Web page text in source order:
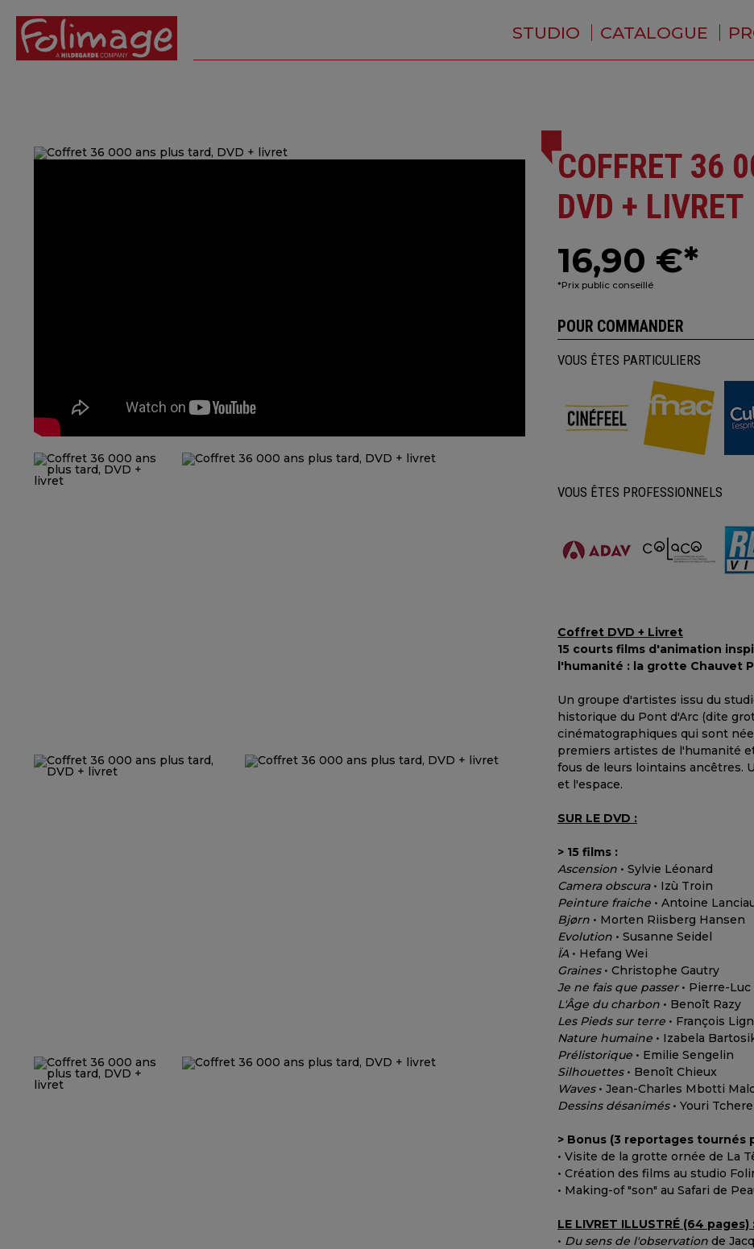
STUDIO
QUI SOMMES-NOUS ?
CATALOGUE
COFFRET 36
DVD + LIVRET
16,90 €*
*Prix public conseillé
POUR COMMANDER
VOUS ÊTES PARTICULIERS
VOUS ÊTES PROFESSIONNELS
Coffret DVD + Livret
15 courts films d'animation
l'humanité : la grotte Chauvet
Un groupe d'artistes issu du
historique du Pont d'Arc (dite
cinématographiques qui sont
premiers artistes de l'humanité
fous de leurs lointains ancêtres.
et l'espace.
SUR LE DVD :
> 15 films :
Ascension • Sylvie Léonard
Camera obscura• Izù Troin
Peinture fraiche • Antoine
Bjørn • Morten Riisberg Hansen
Evolution • Susanne Seidel
ÏA • Hefang Wei
Graines• Christophe Gautry
Je ne fais que passer• Pierre-Luc
L'Âge du charbon • Benoît Razy
Les Pieds sur terre • François
Nature humaine • Izabela
Prélistorique • Emilie Sengelin
Silhouettes• Benoît Chieux
Waves• Jean-Charles Mbotti
Dessins désanimés• Youri
> Bonus (3 reportages tournés
• Visite de la grotte ornée de La
• Création des films au studio
• Making-of "son" au Safari de
LE LIVRET ILLUSTRÉ (64 pages) :
• Du sens de l'observation de